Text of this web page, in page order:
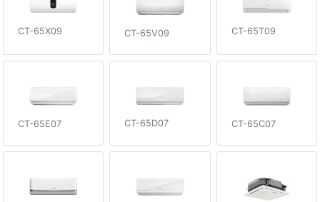
CT-65X09 CT-65V09 CT-65T09
CT-65E07 CT-65D07 CT-65C07